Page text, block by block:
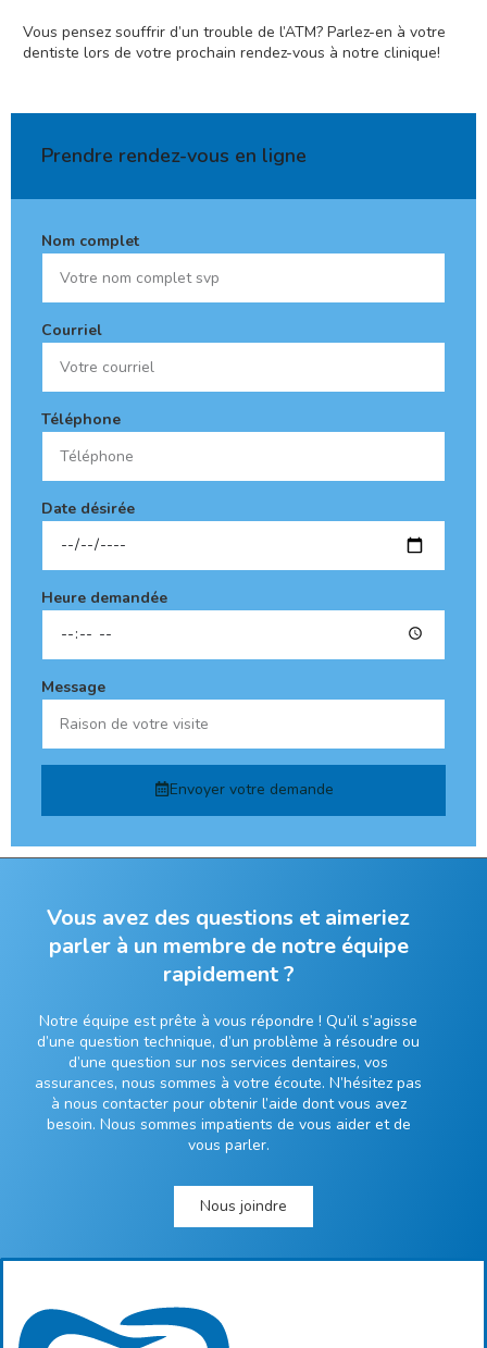
Vous pensez souffrir d’un trouble de l’ATM? Parlez-en à votre
dentiste lors de votre prochain rendez-vous à notre clinique!
Prendre rendez-vous en ligne
Nom complet
Courriel
Téléphone
Date désirée
Heure demandée
Message
Envoyer votre demande
Vous avez des questions et aimeriez
parler à un membre de notre équipe
rapidement ?
Notre équipe est prête à vous répondre ! Qu’il s’agisse
d’une question technique, d’un problème à résoudre ou
d’une question sur nos services dentaires, vos
assurances, nous sommes à votre écoute. N’hésitez pas
à nous contacter pour obtenir l’aide dont vous avez
besoin. Nous sommes impatients de vous aider et de
vous parler.
Nous joindre